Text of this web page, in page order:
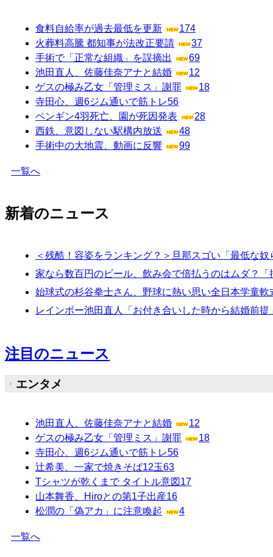
食料自給率が過去最低を更新
174
火葬料高騰 都知事が法改正要請
37
手術で「正常な組織」を誤摘出
69
池田直人、佐藤佳奈アナと結婚
12
ゲスの極み乙女「管理ミス」謝罪
18
寺田心、週6ジム通いで筋トレ56
ペンギン4羽死亡、園が死因発表
28
西鉄、意図しない駅構内放送
48
手術中の大地震、動画に反響
99
一覧へ
新着のニュース
＜残酷！容姿をランキング？＞旦那スゴい「最低な
家なら数百円のビール、飲み会で倍払うのはムダ？
始球式の杉谷拳士さん、野球に熱い思い全日本学童
レインボー池田直人「お付き合いした時から結婚前
注目のニュース
エンタメ
池田直人、佐藤佳奈アナと結婚
12
ゲスの極み乙女「管理ミス」謝罪
18
寺田心、週6ジム通いで筋トレ56
辻希美、一家で焼きそば12玉63
Tシャツが乾くまで タイトル意図 17
山本舞香、Hiroとの第1子出産16
松潤の「偽アカ」に注意喚起
4
一覧へ